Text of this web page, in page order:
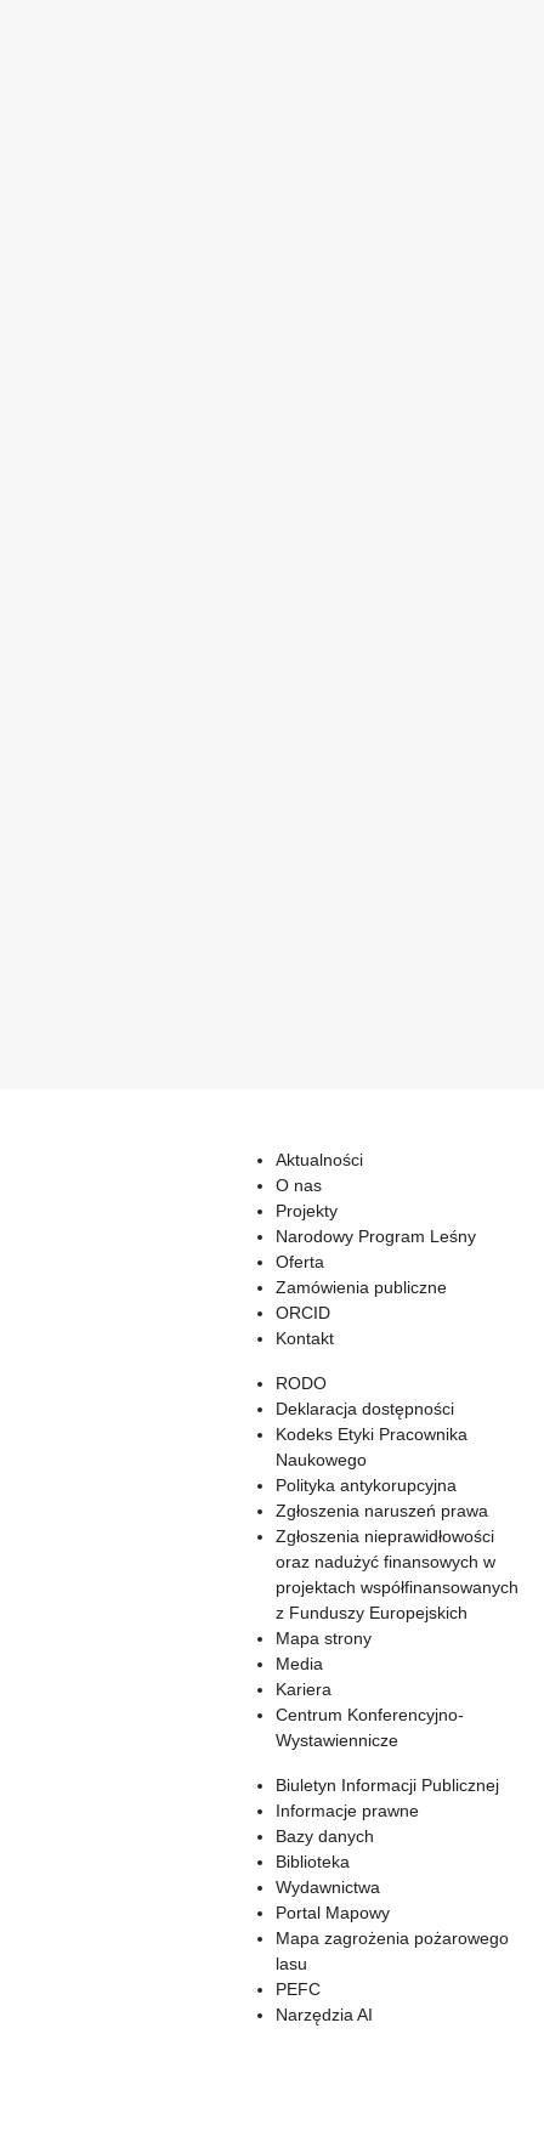
Aktualności
O nas
Projekty
Narodowy Program Leśny
Oferta
Zamówienia publiczne
ORCID
Kontakt
RODO
Deklaracja dostępności
Kodeks Etyki Pracownika
Naukowego
Polityka antykorupcyjna
Zgłoszenia naruszeń prawa
Zgłoszenia nieprawidłowości
oraz nadużyć finansowych w
projektach współfinansowanych
z Funduszy Europejskich
Mapa strony
Media
Kariera
Centrum Konferencyjno-
Wystawiennicze
Biuletyn Informacji Publicznej
Informacje prawne
Bazy danych
Biblioteka
Wydawnictwa
Portal Mapowy
Mapa zagrożenia pożarowego
lasu
PEFC
Narzędzia AI